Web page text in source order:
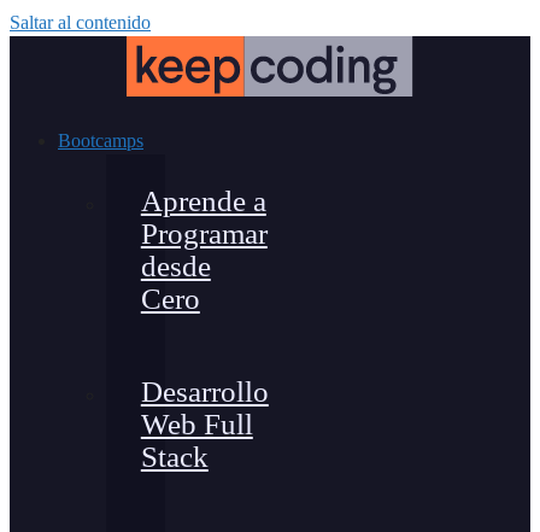
Saltar al contenido
Bootcamps
Aprende a
Programar
desde
Cero
Desarrollo
Web Full
Stack